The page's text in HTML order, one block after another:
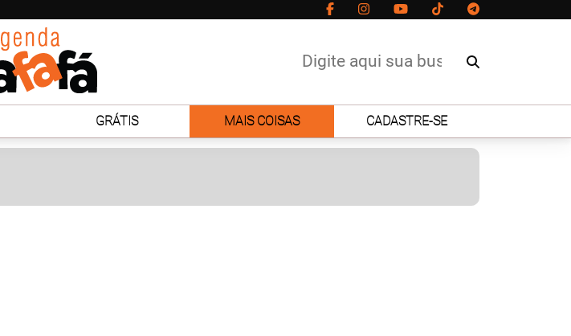
GRÁTIS MAIS COISAS CADASTRE-SE